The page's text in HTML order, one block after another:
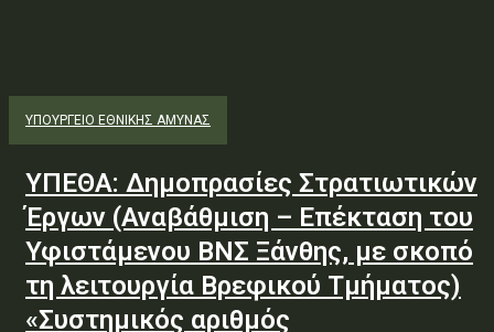
ΥΠΟΥΡΓΕΊΟ ΕΘΝΙΚΉΣ ΆΜΥΝΑΣ
ΥΠΕΘΑ: Δημοπρασίες Στρατιωτικών
Έργων (Αναβάθμιση – Επέκταση του
Υφιστάμενου ΒΝΣ Ξάνθης, με σκοπό
τη λειτουργία Βρεφικού Τμήματος)
«Συστημικός αριθμός